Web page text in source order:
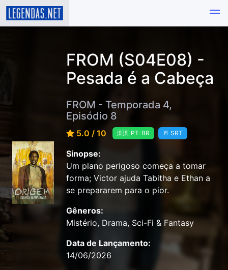
FROM (S04E08) -
Pesada é a Cabeça
FROM - Temporada 4,
Episódio 8
5.0 / 10 🇧🇷 PT-BR 📄 SRT
Sinopse:
Um plano perigoso começa a tomar
forma; Victor ajuda Tabitha e Ethan a
se prepararem para o pior.
Gêneros:
Mistério, Drama, Sci-Fi & Fantasy
Data de Lançamento:
14/06/2026